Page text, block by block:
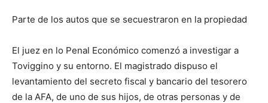
Parte de los autos que se secuestraron en la propiedad
El juez en lo Penal Económico comenzó a investigar a
Toviggino y su entorno. El magistrado dispuso el
levantamiento del secreto fiscal y bancario del tesorero
de la AFA, de uno de sus hijos, de otras personas y de